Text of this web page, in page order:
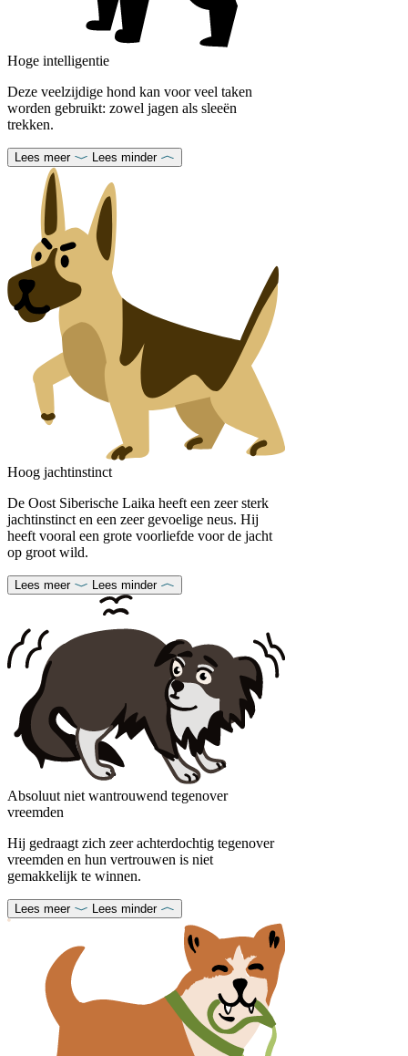
Hoge intelligentie
Deze veelzijdige hond kan voor veel taken
worden gebruikt: zowel jagen als sleeën
trekken.
Lees meer Lees minder
Hoog jachtinstinct
De Oost Siberische Laika heeft een zeer sterk
jachtinstinct en een zeer gevoelige neus. Hij
heeft vooral een grote voorliefde voor de jacht
op groot wild.
Lees meer Lees minder
Absoluut niet wantrouwend tegenover
vreemden
Hij gedraagt ​​zich zeer achterdochtig tegenover
vreemden en hun vertrouwen is niet
gemakkelijk te winnen.
Lees meer Lees minder